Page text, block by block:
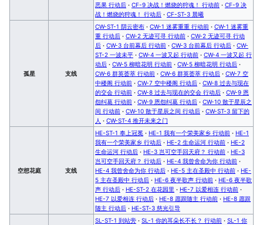
恶果 行动后 · CF-9 决战！燃烧的狩魂！ 行动前 · CF-9 决
战！燃烧的狩魂！ 行动后 · CF-ST-3 晨曦
孤星 支线
CW-ST-1 阴云密布 · CW-1 迷雾重重 行动前 · CW-1 迷雾重
重 行动后 · CW-2 无迹可寻 行动前 · CW-2 无迹可寻 行动
后 · CW-3 台前幕后 行动前 · CW-3 台前幕后 行动后 · CW-
ST-2 一波未平 · CW-4 一波又起 行动前 · CW-4 一波又起 行
动后 · CW-5 柳暗花明 行动前 · CW-5 柳暗花明 行动后 ·
CW-6 群英荟萃 行动前 · CW-6 群英荟萃 行动后 · CW-7 空
中楼阁 行动前 · CW-7 空中楼阁 行动后 · CW-8 过去与现在
的交会 行动前 · CW-8 过去与现在的交会 行动后 · CW-9 恩
怨纠葛 行动前 · CW-9 恩怨纠葛 行动后 · CW-10 散于星辰之
间 行动前 · CW-10 散于星辰之间 行动后 · CW-ST-3 留下的
人 · CW-ST-4 推开未来之门
空想花庭 支线
HE-ST-1 奉上冠冕 · HE-1 我有一个荣美家乡 行动前 · HE-1
我有一个荣美家乡 行动后 · HE-2 生命运河 行动前 · HE-2
生命运河 行动后 · HE-3 岂可空手回天府？ 行动前 · HE-3
岂可空手回天府？ 行动后 · HE-4 我曾舍命为你 行动前 ·
HE-4 我曾舍命为你 行动后 · HE-5 主在圣殿中 行动前 · HE-
5 主在圣殿中 行动后 · HE-6 夜半歌声 行动前 · HE-6 夜半歌
声 行动后 · HE-ST-2 在花园里 · HE-7 以爱相连 行动前 ·
HE-7 以爱相连 行动后 · HE-8 愿跟随主 行动前 · HE-8 愿跟
随主 行动后 · HE-ST-3 慈光引导
SL-ST-1 到站旁 · SL-1 你的耳朵长不长？ 行动前 · SL-1 你